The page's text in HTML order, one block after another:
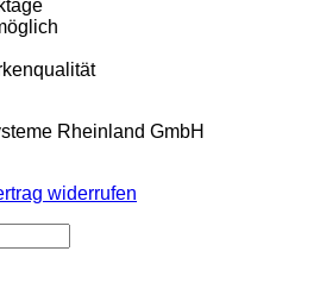
Rheinland GmbH
widerrufen